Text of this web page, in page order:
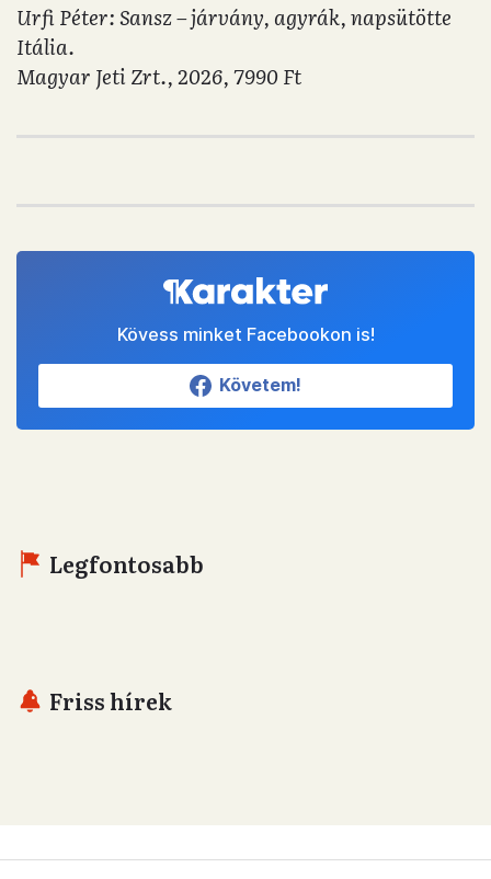
Urfi Péter: Sansz – járvány, agyrák, napsütötte
Itália.
Magyar Jeti Zrt., 2026, 7990 Ft
Kövess minket Facebookon is!
Követem!
Legfontosabb
Friss hírek